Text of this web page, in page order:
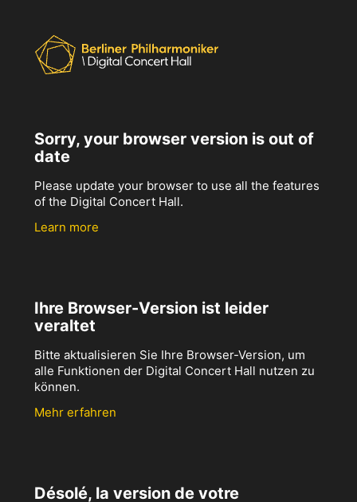
Sorry, your browser version is out of
date
Please update your browser to use all the features
of the Digital Concert Hall.
Learn more
Ihre Browser-Version ist leider
veraltet
Bitte aktualisieren Sie Ihre Browser-Version, um
alle Funktionen der Digital Concert Hall nutzen zu
können.
Mehr erfahren
Désolé, la version de votre